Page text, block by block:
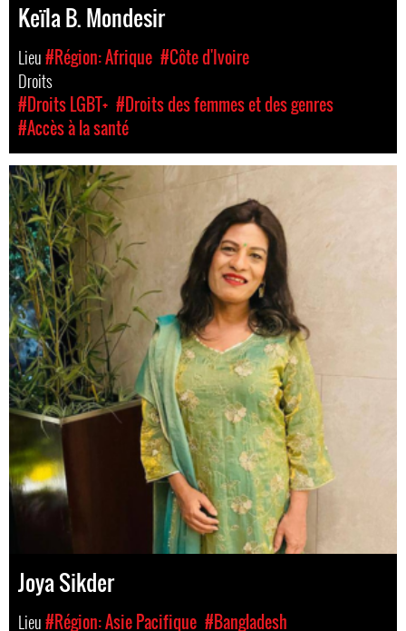
Keïla B. Mondesir
Lieu#Région: Afrique #Côte d'Ivoire
Droits
#Droits LGBT+ #Droits des femmes et des genres
#Accès à la santé
Joya Sikder
Lieu#Région: Asie Pacifique #Bangladesh